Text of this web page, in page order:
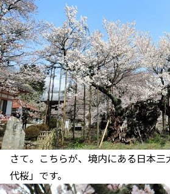
さて。こちらが、境内にある日本
代桜」です。